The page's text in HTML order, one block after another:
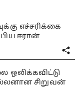
எச்சரிக்கை
ஈரான்
ஒலிக்கவிட்டு
சிறுவன்